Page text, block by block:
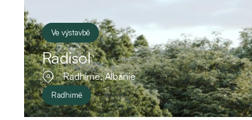
Ve výstavbě
Radisol
Radhimë, Albánie
Radhimë